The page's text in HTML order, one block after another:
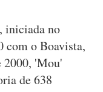
iniciada no
com o Boavista,
2000, 'Mou'
de 638